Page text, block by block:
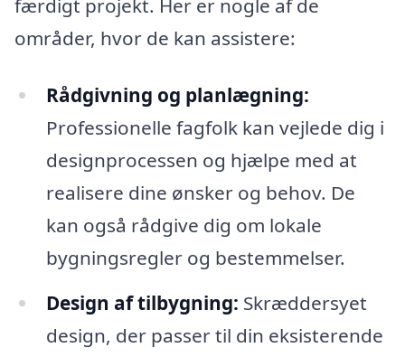
områder, hvor de kan assistere:
Rådgivning og planlægning:
Professionelle fagfolk kan vejlede dig i
designprocessen og hjælpe med at
realisere dine ønsker og behov. De
kan også rådgive dig om lokale
bygningsregler og bestemmelser.
Design af tilbygning: Skræddersyet
design, der passer til din eksisterende